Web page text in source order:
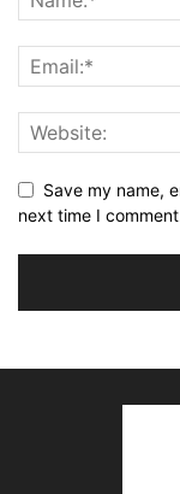
Save my name,
next time I